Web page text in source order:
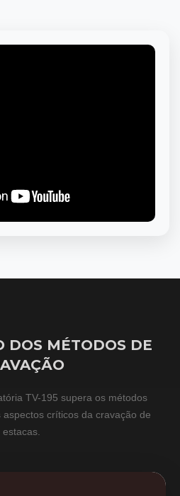
DOS MÉTODOS DE
TV-195 supera os métodos
críticos da cravação de
estacas.